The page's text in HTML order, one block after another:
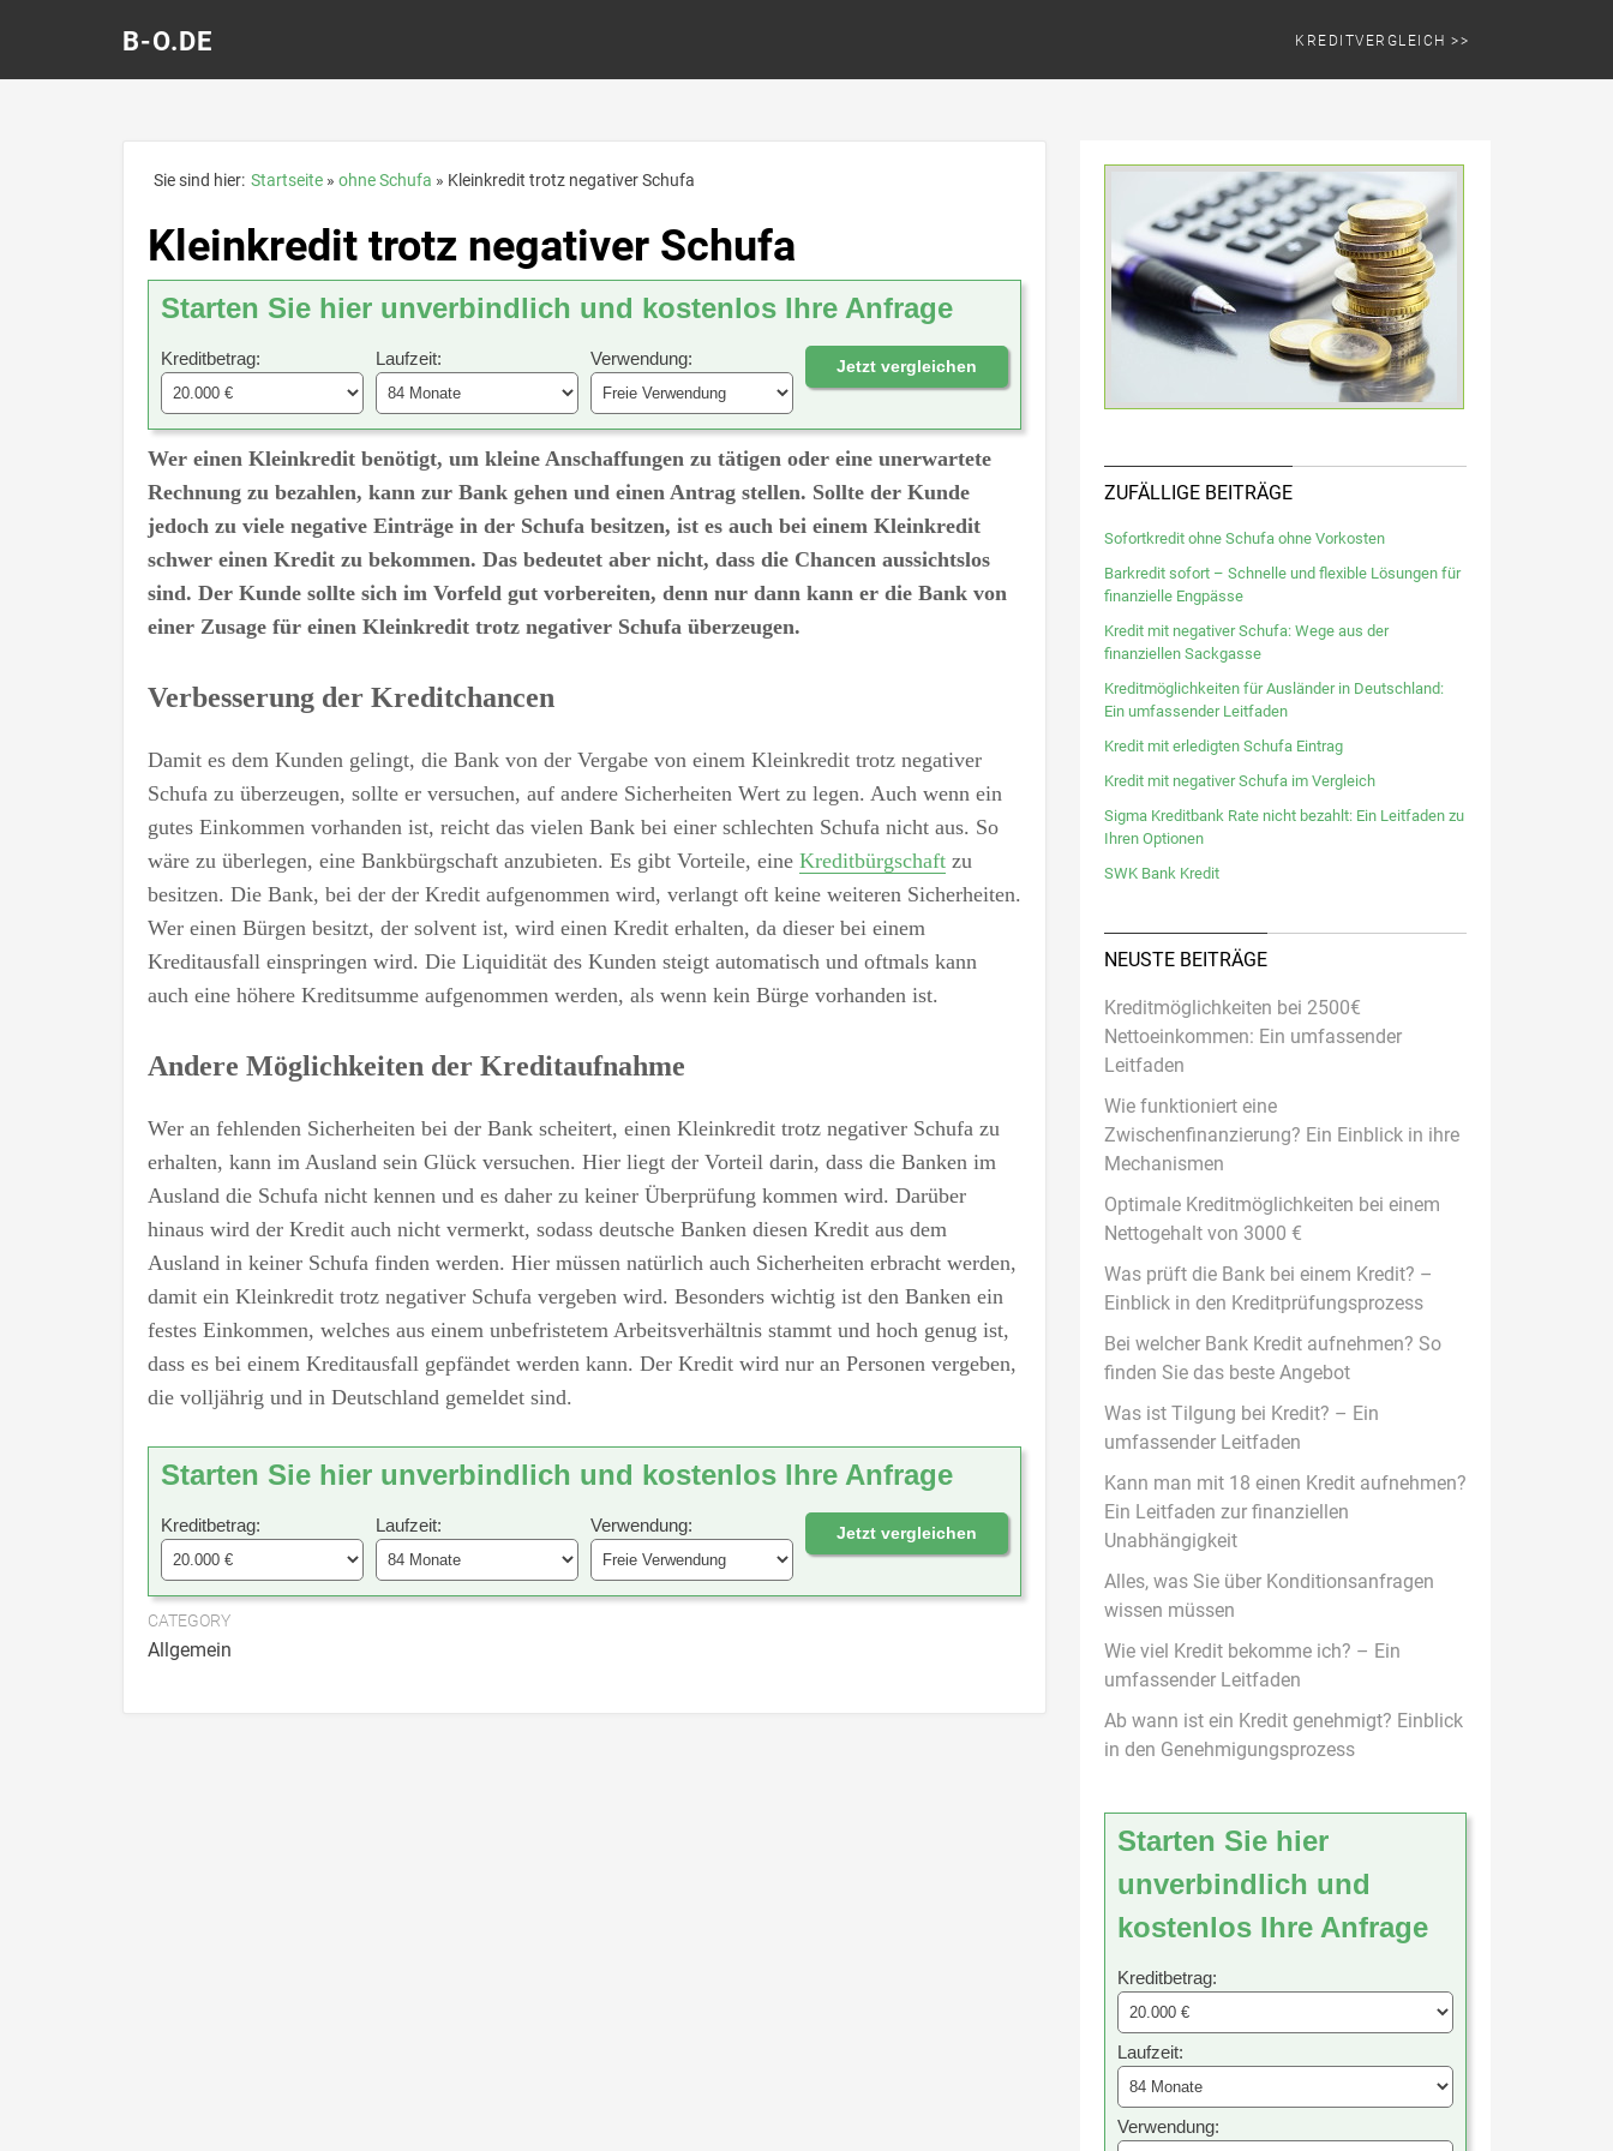
B-O.DE KREDITVERGLEICH >>
Sie sind hier: Startseite ohne Schufa Kleinkredit trotz negativer Schufa
Kleinkredit trotz negativer Schufa
Starten Sie hier unverbindlich und kostenlos Ihre Anfrage
Kreditbetrag: Laufzeit: Verwendung: Jetzt vergleichen
Wer einen Kleinkredit benötigt, um kleine Anschaffungen zu tätigen oder eine unerwartete
Rechnung zu bezahlen, kann zur Bank gehen und einen Antrag stellen. Sollte der Kunde
jedoch zu viele negative Einträge in der Schufa besitzen, ist es auch bei einem Kleinkredit
schwer einen Kredit zu bekommen. Das bedeutet aber nicht, dass die Chancen aussichtslos
sind. Der Kunde sollte sich im Vorfeld gut vorbereiten, denn nur dann kann er die Bank von
einer Zusage für einen Kleinkredit trotz negativer Schufa überzeugen.
Verbesserung der Kreditchancen
Damit es dem Kunden gelingt, die Bank von der Vergabe von einem Kleinkredit trotz negativer
Schufa zu überzeugen, sollte er versuchen, auf andere Sicherheiten Wert zu legen. Auch wenn ein
gutes Einkommen vorhanden ist, reicht das vielen Bank bei einer schlechten Schufa nicht aus. So
wäre zu überlegen, eine Bankbürgschaft anzubieten. Es gibt Vorteile, eine Kreditbürgschaft zu
besitzen. Die Bank, bei der der Kredit aufgenommen wird, verlangt oft keine weiteren Sicherheiten.
Wer einen Bürgen besitzt, der solvent ist, wird einen Kredit erhalten, da dieser bei einem
Kreditausfall einspringen wird. Die Liquidität des Kunden steigt automatisch und oftmals kann
auch eine höhere Kreditsumme aufgenommen werden, als wenn kein Bürge vorhanden ist.
Andere Möglichkeiten der Kreditaufnahme
Wer an fehlenden Sicherheiten bei der Bank scheitert, einen Kleinkredit trotz negativer Schufa zu
erhalten, kann im Ausland sein Glück versuchen. Hier liegt der Vorteil darin, dass die Banken im
Ausland die Schufa nicht kennen und es daher zu keiner Überprüfung kommen wird. Darüber
hinaus wird der Kredit auch nicht vermerkt, sodass deutsche Banken diesen Kredit aus dem
Ausland in keiner Schufa finden werden. Hier müssen natürlich auch Sicherheiten erbracht werden,
damit ein Kleinkredit trotz negativer Schufa vergeben wird. Besonders wichtig ist den Banken ein
festes Einkommen, welches aus einem unbefristetem Arbeitsverhältnis stammt und hoch genug ist,
dass es bei einem Kreditausfall gepfändet werden kann. Der Kredit wird nur an Personen vergeben,
die volljährig und in Deutschland gemeldet sind.
Starten Sie hier unverbindlich und kostenlos Ihre Anfrage
Kreditbetrag: Laufzeit: Verwendung: Jetzt vergleichen
CATEGORY
Allgemein
ZUFÄLLIGE BEITRÄGE
Sofortkredit ohne Schufa ohne Vorkosten
Barkredit sofort – Schnelle und flexible Lösungen für
finanzielle Engpässe
Kredit mit negativer Schufa: Wege aus der
finanziellen Sackgasse
Kreditmöglichkeiten für Ausländer in Deutschland:
Ein umfassender Leitfaden
Kredit mit erledigten Schufa Eintrag
Kredit mit negativer Schufa im Vergleich
Sigma Kreditbank Rate nicht bezahlt: Ein Leitfaden zu
Ihren Optionen
SWK Bank Kredit
NEUSTE BEITRÄGE
Kreditmöglichkeiten bei 2500€
Nettoeinkommen: Ein umfassender
Leitfaden
Wie funktioniert eine
Zwischenfinanzierung? Ein Einblick in ihre
Mechanismen
Optimale Kreditmöglichkeiten bei einem
Nettogehalt von 3000 €
Was prüft die Bank bei einem Kredit? –
Einblick in den Kreditprüfungsprozess
Bei welcher Bank Kredit aufnehmen? So
finden Sie das beste Angebot
Was ist Tilgung bei Kredit? – Ein
umfassender Leitfaden
Kann man mit 18 einen Kredit aufnehmen?
Ein Leitfaden zur finanziellen
Unabhängigkeit
Alles, was Sie über Konditionsanfragen
wissen müssen
Wie viel Kredit bekomme ich? – Ein
umfassender Leitfaden
Ab wann ist ein Kredit genehmigt? Einblick
in den Genehmigungsprozess
Starten Sie hier
unverbindlich und
kostenlos Ihre Anfrage
Kreditbetrag:
Laufzeit:
Verwendung: